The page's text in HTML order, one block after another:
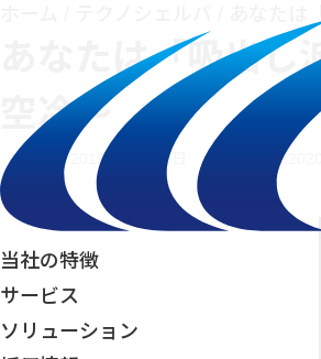
当社の特徴
サービス
ソリューション
あなた
あなたは「吸出
空冷～
投稿日:2019年04月18日 最終更新日